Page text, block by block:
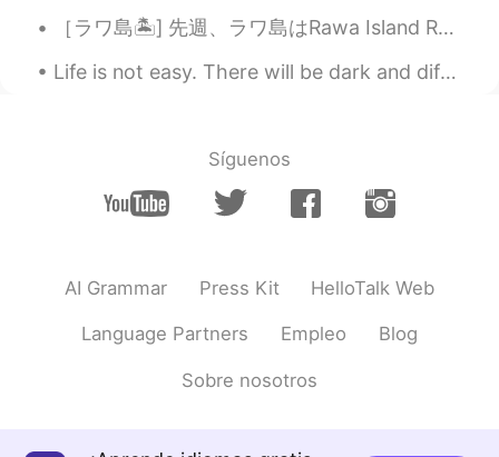
Lala 2020.05.07 06:14
MS
@akira 明
ありがとうございます！🌸 本
Misa 2020.05.07 03:57
懐かしい！私も同じことを子供の時にして
［ラワ島🏝️] 先週、ラワ島はRawa Island Resortに行って来ました~~とても綺麗な島です! 色々お部屋タイプがあります。私の部屋はビーチの前タイプです。素敵なぁ~~🏖️ ...
Life is not easy. There will be dark and difficult days ahead. But you must stay strong and keep ...
Síguenos
AI Grammar Press Kit HelloTalk Web
Language Partners Empleo Blog
Sobre nosotros